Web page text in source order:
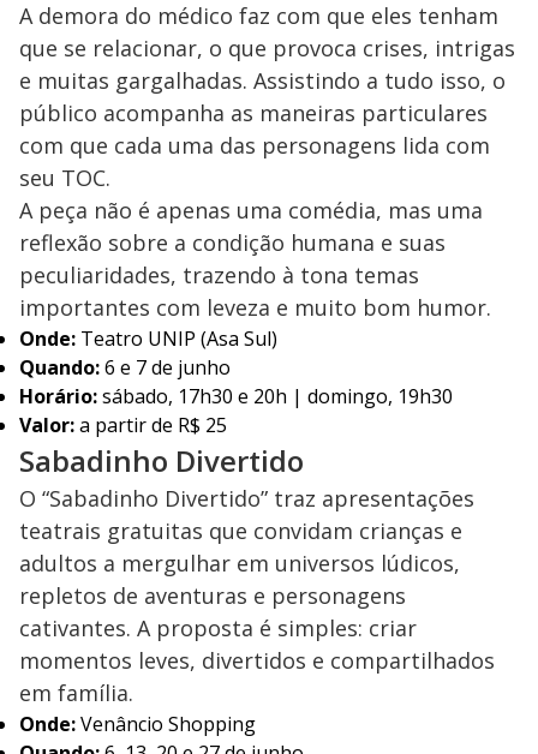
A demora do médico faz com que eles tenham
que se relacionar, o que provoca crises, intrigas
e muitas gargalhadas. Assistindo a tudo isso, o
público acompanha as maneiras particulares
com que cada uma das personagens lida com
seu TOC.
A peça não é apenas uma comédia, mas uma
reflexão sobre a condição humana e suas
peculiaridades, trazendo à tona temas
importantes com leveza e muito bom humor.
Onde: Teatro UNIP (Asa Sul)
Quando:6 e 7 de junho
Horário:sábado, 17h30 e 20h | domingo, 19h30
Valor:a partir de R$ 25
Sabadinho Divertido
O “Sabadinho Divertido” traz apresentações
teatrais gratuitas que convidam crianças e
adultos a mergulhar em universos lúdicos,
repletos de aventuras e personagens
cativantes. A proposta é simples: criar
momentos leves, divertidos e compartilhados
em família.
Onde:Venâncio Shopping